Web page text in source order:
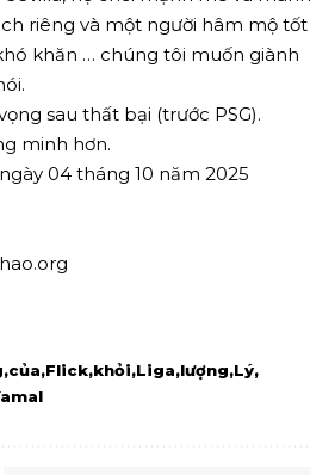
riêng và một người hâm mộ tốt
khăn … chúng tôi muốn giành
sau thất bại (trước PSG).
minh hơn.
04 tháng 10 năm 2025
của Flick khỏi Liga lượng Lý